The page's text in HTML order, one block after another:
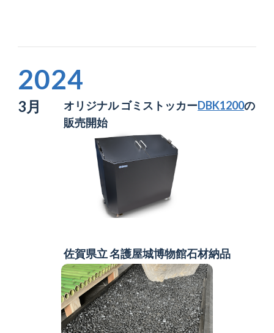
2024
3月 オリジナル ゴミストッカーDBK1200の
販売開始
佐賀県立 名護屋城博物館石材納品